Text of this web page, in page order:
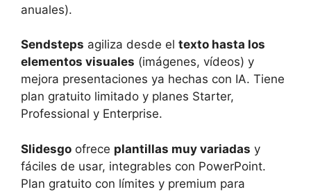
anuales).
Sendsteps agiliza desde el texto hasta los
elementos visuales (imágenes, vídeos) y
mejora presentaciones ya hechas con IA. Tiene
plan gratuito limitado y planes Starter,
Professional y Enterprise.
Slidesgo ofrece plantillas muy variadas y
fáciles de usar, integrables con PowerPoint.
Plan gratuito con límites y premium para